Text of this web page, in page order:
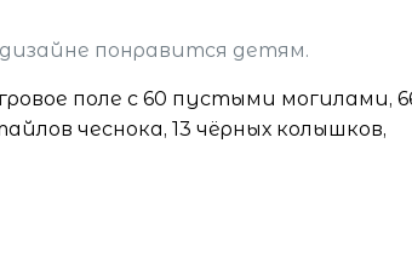
понравится детям.
поле с 60 пустыми могилами,
чеснока, 13 чёрных колышков,